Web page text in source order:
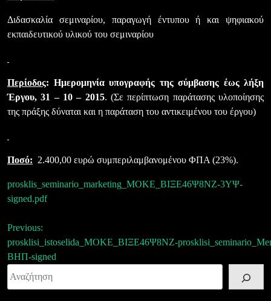
Διδασκαλία σεμιναρίου, παραγωγή έντυπου ή και ψηφιακού
εκπαιδευτικού υλικού του σεμιναρίου
Περίοδος: Ημερομηνία υπογραφής της σύμβασης έως λήξη
Έργου, 31 – 10 – 2015. (Σε περίπτωση παράτασης υλοποίησης
της πράξης δύναται και η παράταση του αντικειμένου του έργου)
Ποσό: 2.400,00 ευρώ συμπεριλαμβανομένου ΦΠΑ (23%).
prosklis_seminario_marketing_MOKE_ΒΙΞΕ46Ψ8ΝΖ-3ΥΨ-
signed.pdf
Πλοήγηση
άρθρων
Previous:
prosklisi_istoselida_MOKE_ΒΙΞΕ46Ψ8ΝΖ-
ΒΗΠ-signed
Αναζήτηση